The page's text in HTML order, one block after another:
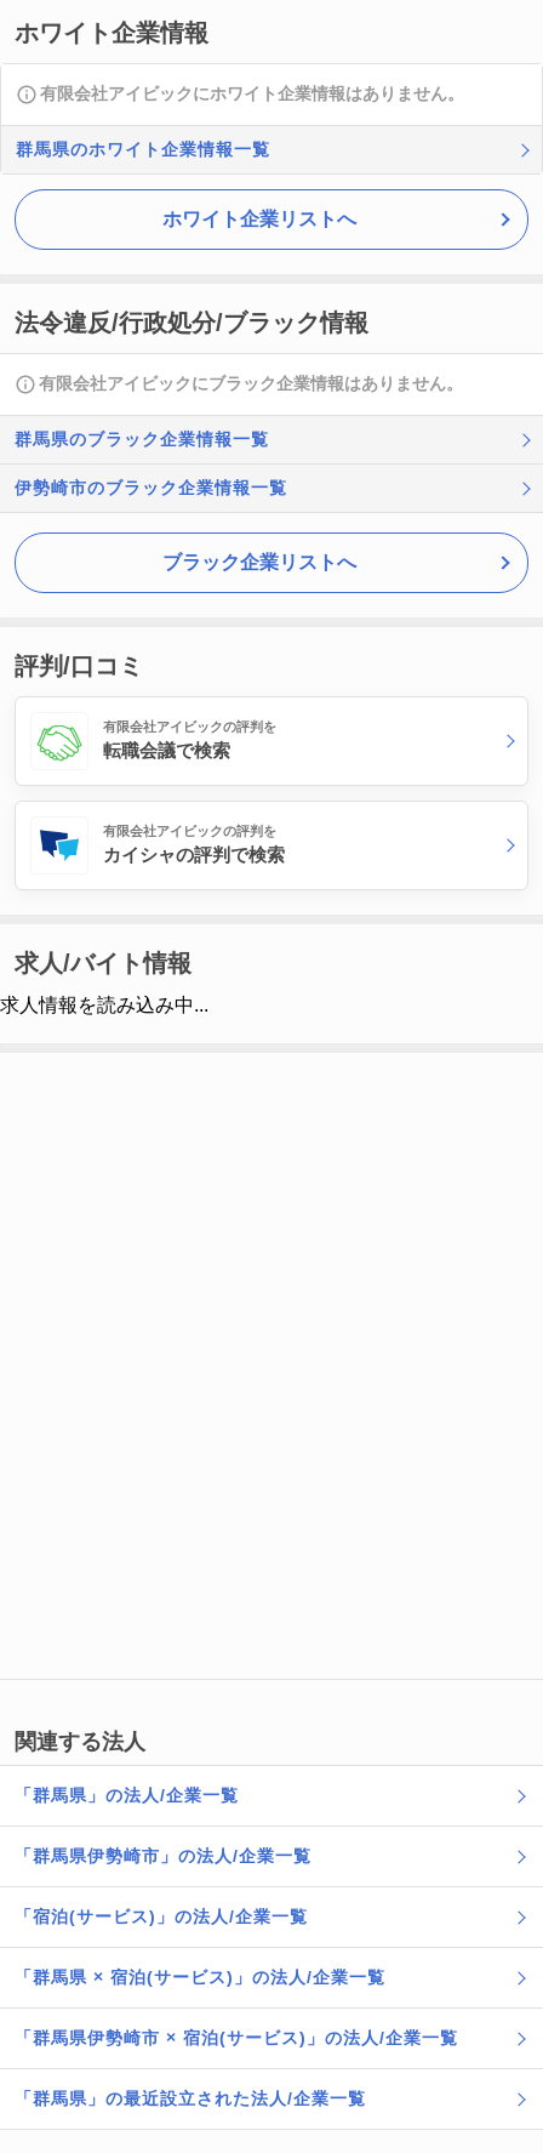
ホワイト企業情報
有限会社アイビックにホワイト企業情報はありません。
群馬県のホワイト企業情報一覧
ホワイト企業リストへ
法令違反/行政処分/ブラック情報
有限会社アイビックにブラック企業情報はありません。
群馬県のブラック企業情報一覧
伊勢崎市のブラック企業情報一覧
ブラック企業リストへ
評判/口コミ
有限会社アイビックの評判を
転職会議で検索
有限会社アイビックの評判を
カイシャの評判で検索
求人/バイト情報
求人情報を読み込み中...
関連する法人
「群馬県」の法人/企業一覧
「群馬県伊勢崎市」の法人/企業一覧
「宿泊(サービス)」の法人/企業一覧
「群馬県 × 宿泊(サービス)」の法人/企業一覧
「群馬県伊勢崎市 × 宿泊(サービス)」の法人/企業一覧
「群馬県」の最近設立された法人/企業一覧